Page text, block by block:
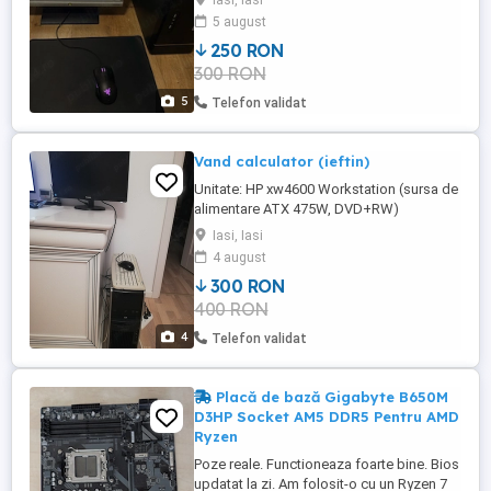
5
2*160gb), placa video Nvidia GT210,
Monitor Benq G900HDA, Mouse Razer
Lancehead tournament edition și mouse
pad. PC-ul are instalat windows 10 pro cu
licență. Preț:250lei ptr toate. ...
5 august
250 RON
300 RON
Telefon validat
4
Vand calculator (ieftin)
Unitate: HP xw4600 Workstation (sursa de
alimentare ATX 475W, DVD+RW)
Procesor: Intel Core Duo 3GHz RAM: DIMM
PC2-6400E 4GB HDD: Seagate Barracuda
SATA 250GB 7200 rpm Placa video:
NVIDIA Quadro FX 1700 512MB Placa
audio + internet (on-board) Monitor:
Philips LED plat 21.5 inch Mouse HP +
tastatura Boxe ...
Iasi, Iasi
4 august
300 RON
400 RON
Telefon validat
Placă de bază Gigabyte B650M
D3HP Socket AM5 DDR5 Pentru AMD
Ryzen
Poze reale. Functioneaza foarte bine. Bios
updatat la zi. Am folosit-o cu un Ryzen 7